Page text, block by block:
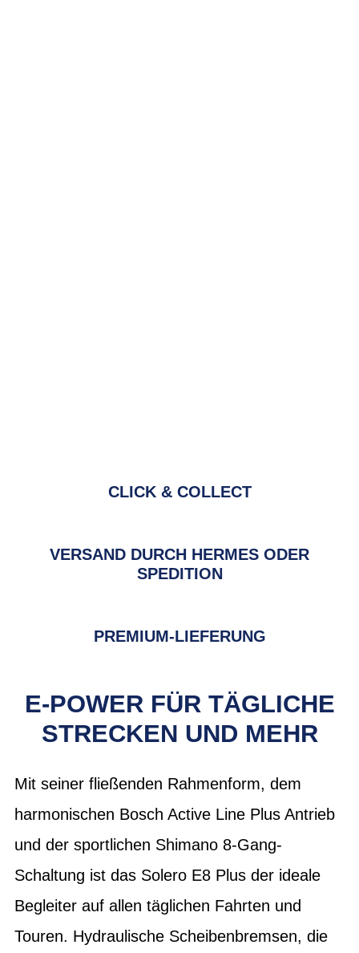
CLICK & COLLECT
VERSAND DURCH HERMES ODER
SPEDITION
PREMIUM-LIEFERUNG
E-POWER FÜR TÄGLICHE
STRECKEN UND MEHR
Mit seiner fließenden Rahmenform, dem
harmonischen Bosch Active Line Plus Antrieb
und der sportlichen Shimano 8-Gang-
Schaltung ist das Solero E8 Plus der ideale
Begleiter auf allen täglichen Fahrten und
Touren. Hydraulische Scheibenbremsen, die